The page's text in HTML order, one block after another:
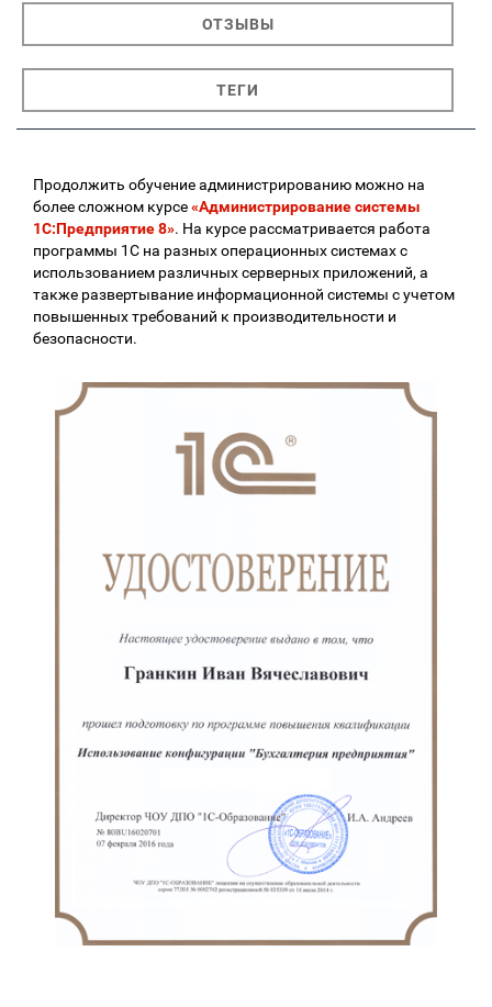
ОТЗЫВЫ
ТЕГИ
Продолжить обучение администрированию можно на
более сложном курсе«Администрирование системы
1С:Предприятие 8». На курсе рассматривается работа
программы 1С на разных операционных системах с
использованием различных серверных приложений, а
также развертывание информационной системы с учетом
повышенных требований к производительности и
безопасности.